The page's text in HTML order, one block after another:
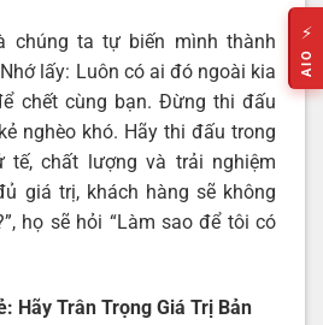
chúng ta tự biến mình thành
lấy: Luôn có ai đó ngoài kia
chết cùng bạn. Đừng thi đấu
nghèo khó. Hãy thi đấu trong
chất lượng và trải nghiệm
giá trị, khách hàng sẽ không
họ sẽ hỏi “Làm sao để tôi có
Hãy Trân Trọng Giá Trị Bản
⚡
AIO